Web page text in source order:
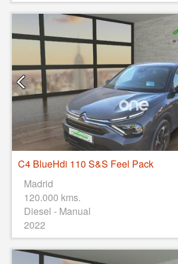
C4 BlueHdi 110 S&S Feel Pack
Madrid
120.000 kms.
Diesel - Manual
2022